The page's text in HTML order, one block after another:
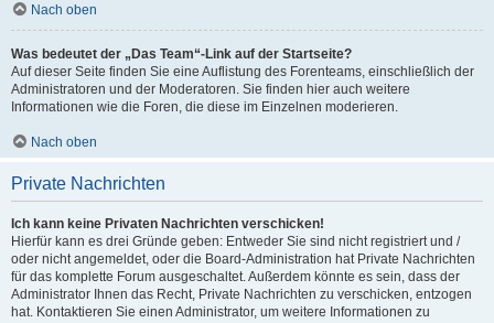
Nach oben
Was bedeutet der „Das Team“-Link auf der Startseite?
Auf dieser Seite finden Sie eine Auflistung des Forenteams, einschließlich der
Administratoren und der Moderatoren. Sie finden hier auch weitere
Informationen wie die Foren, die diese im Einzelnen moderieren.
Nach oben
Private Nachrichten
Ich kann keine Privaten Nachrichten verschicken!
Hierfür kann es drei Gründe geben: Entweder Sie sind nicht registriert und /
oder nicht angemeldet, oder die Board-Administration hat Private Nachrichten
für das komplette Forum ausgeschaltet. Außerdem könnte es sein, dass der
Administrator Ihnen das Recht, Private Nachrichten zu verschicken, entzogen
hat. Kontaktieren Sie einen Administrator, um weitere Informationen zu